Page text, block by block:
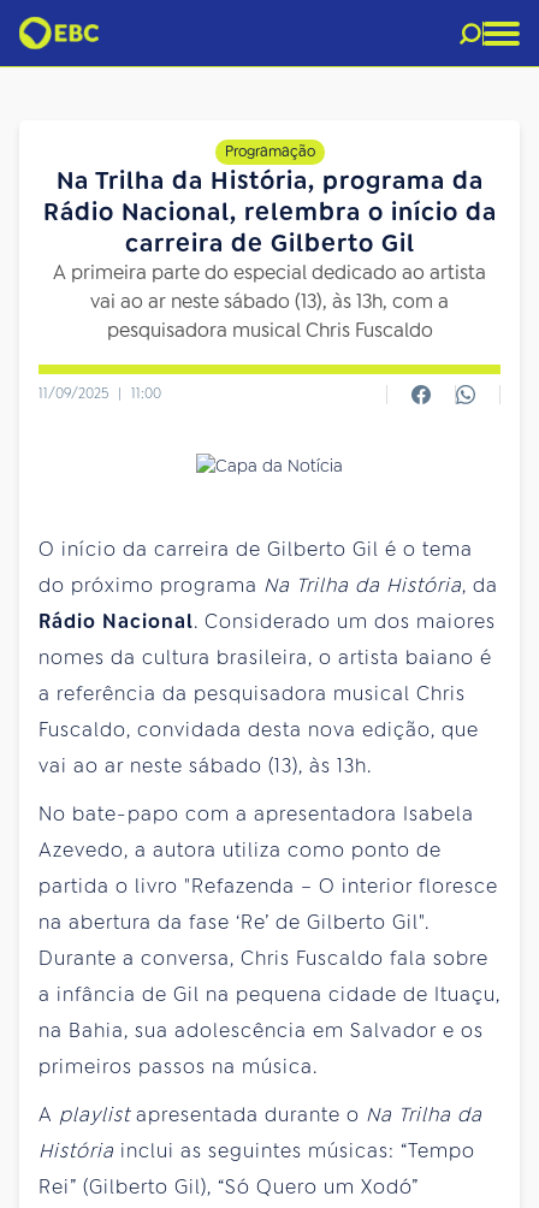
Programação
Na Trilha da História, programa da
Rádio Nacional, relembra o início da
carreira de Gilberto Gil
A primeira parte do especial dedicado ao artista
vai ao ar neste sábado (13), às 13h, com a
pesquisadora musical Chris Fuscaldo
11/09/2025 | 11:00
O início da carreira de Gilberto Gil é o tema
do próximo programa Na Trilha da História, da
Rádio Nacional. Considerado um dos maiores
nomes da cultura brasileira, o artista baiano é
a referência da pesquisadora musical Chris
Fuscaldo, convidada desta nova edição, que
vai ao ar neste sábado (13), às 13h.
No bate-papo com a apresentadora Isabela
Azevedo, a autora utiliza como ponto de
partida o livro "Refazenda – O interior floresce
na abertura da fase ‘Re’ de Gilberto Gil".
Durante a conversa, Chris Fuscaldo fala sobre
a infância de Gil na pequena cidade de Ituaçu,
na Bahia, sua adolescência em Salvador e os
primeiros passos na música.
A playlistapresentada durante o Na Trilha da
História inclui as seguintes músicas: “Tempo
Rei” (Gilberto Gil), “Só Quero um Xodó”